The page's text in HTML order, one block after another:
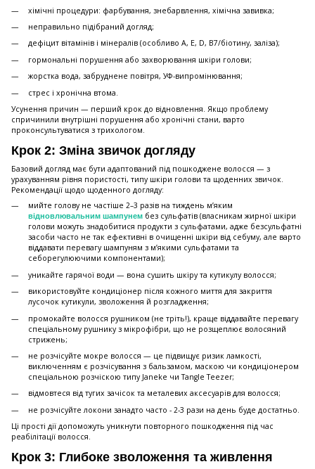
хімічні процедури: фарбування, знебарвлення, хімічна завивка;
неправильно підібраний догляд;
дефіцит вітамінів і мінералів (особливо A, E, D, B7/біотину, заліза);
гормональні порушення або захворювання шкіри голови;
жорстка вода, забруднене повітря, УФ-випромінювання;
стрес і хронічна втома.
Усунення причин — перший крок до відновлення. Якщо проблему
спричинили внутрішні порушення або хронічні стани, варто
проконсультуватися з трихологом.
Крок 2: Зміна звичок догляду
Базовий догляд має бути адаптований під пошкоджене волосся — з
урахуванням рівня пористості, типу шкіри голови та щоденних звичок.
Рекомендації щодо щоденного догляду:
мийте голову не частіше 2–3 разів на тиждень м’яким
відновлювальним шампунем без сульфатів (власникам жирної шкіри
голови можуть знадобитися продукти з сульфатами, адже безсульфатні
засоби часто не так ефективні в очищенні шкіри від себуму, але варто
віддавати перевагу шампуням з м’якими сульфатами та
себорегулюючими компонентами);
уникайте гарячої води — вона сушить шкіру та кутикулу волосся;
використовуйте кондиціонер після кожного миття для закриття
лусочок кутикули, зволоження й розгладження;
промокайте волосся рушником (не тріть!), краще віддавайте перевагу
спеціальному рушнику з мікрофібри, що не розщеплює волосяний
стрижень;
не розчісуйте мокре волосся — це підвищує ризик ламкості,
виключенням є розчісування з бальзамом, маскою чи кондиціонером
спеціальною розчіскою типу Janeke чи Tangle Teezer;
відмовтеся від тугих зачісок та металевих аксесуарів для волосся;
не розчісуйте локони занадто часто - 2-3 рази на день буде достатньо.
Ці прості дії допоможуть уникнути повторного пошкодження під час
реабілітації волосся.
Крок 3: Глибоке зволоження та живлення